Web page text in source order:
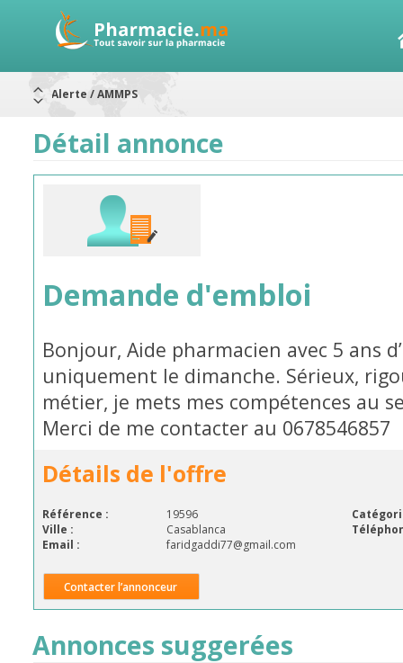
Aureomycine ophtalmique : Rappel de lots
RAPPELS DE LOTS
Rappel de lots : préparations lactées
Détail annonce
Demande d'embloi
Bonjour, Aide pharmacien avec 5 ans
uniquement le dimanche. Sérieux,
métier, je mets mes compétences au
Merci de me contacter au 0678546857
Détails de l'offre
Référence : 19596
Ville :
Casablanca
Email :
faridgaddi77@gmail.com
Contacter l’annonceur
Annonces suggerées